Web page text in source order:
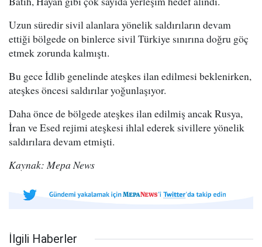
Uzun süredir sivil alanlara yönelik saldırıların devam
ettiği bölgede on binlerce sivil Türkiye sınırına doğru göç
etmek zorunda kalmıştı.
Bu gece İdlib genelinde ateşkes ilan edilmesi beklenirken,
ateşkes öncesi saldırılar yoğunlaşıyor.
Daha önce de bölgede ateşkes ilan edilmiş ancak Rusya,
İran ve Esed rejimi ateşkesi ihlal ederek sivillere yönelik
saldırılara devam etmişti.
Kaynak: Mepa News
İlgili Haberler